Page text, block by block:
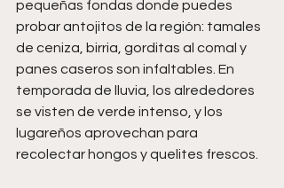
pequeñas fondas donde puedes
probar antojitos de la región: tamales
de ceniza, birria, gorditas al comal y
panes caseros son infaltables. En
temporada de lluvia, los alrededores
se visten de verde intenso, y los
lugareños aprovechan para
recolectar hongos y quelites frescos.